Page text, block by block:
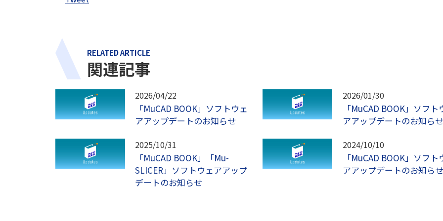
RELATED ARTICLE
関連記事
2026/04/22
「MuCAD BOOK」ソフトウェ
アアップデートのお知らせ
2026/01/30
「MuCAD BOOK」ソフト
アアップデートのお知らせ
2025/10/31
「MuCAD BOOK」「Mu-
SLICER」ソフトウェアアップ
デートのお知らせ
2024/10/10
「MuCAD BOOK」ソフト
アアップデートのお知らせ